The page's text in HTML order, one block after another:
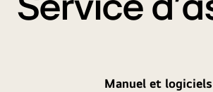
Manuel et logiciels